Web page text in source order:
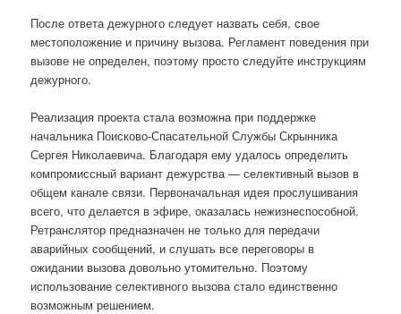
После ответа дежурного следует назвать себя, свое
местоположение и причину вызова. Регламент поведения при
вызове не определен, поэтому просто следуйте инструкциям
дежурного.
Реализация проекта стала возможна при поддержке
начальника Поисково-Спасательной Службы Скрынника
Сергея Николаевича. Благодаря ему удалось определить
компромиссный вариант дежурства — селективный вызов в
общем канале связи. Первоначальная идея прослушивания
всего, что делается в эфире, оказалась нежизнеспособной.
Ретранслятор предназначен не только для передачи
аварийных сообщений, и слушать все переговоры в
ожидании вызова довольно утомительно. Поэтому
использование селективного вызова стало единственно
возможным решением.